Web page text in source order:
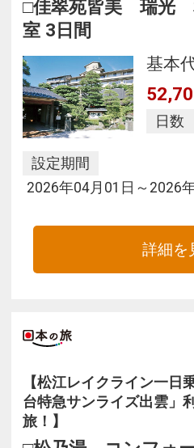
□佳翠苑皆美 瑞光
室 3日間
基本
日数
設定期間
2026年04月01日～2026
詳細を
【松江レイクライン一日
台特急サンライズ出雲」
旅！】